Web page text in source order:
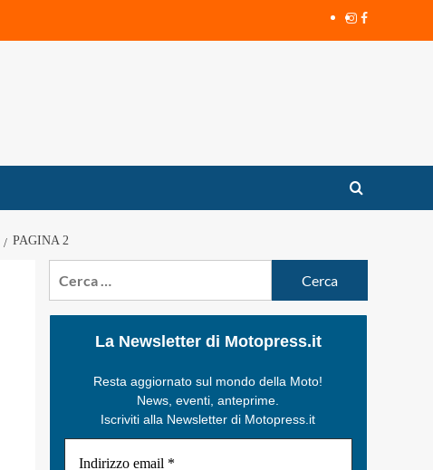
Instagram
Facebook
PAGINA 2
La Newsletter di Motopress.it
Resta aggiornato sul mondo della Moto!
News, eventi, anteprime.
Iscriviti alla Newsletter di Motopress.it